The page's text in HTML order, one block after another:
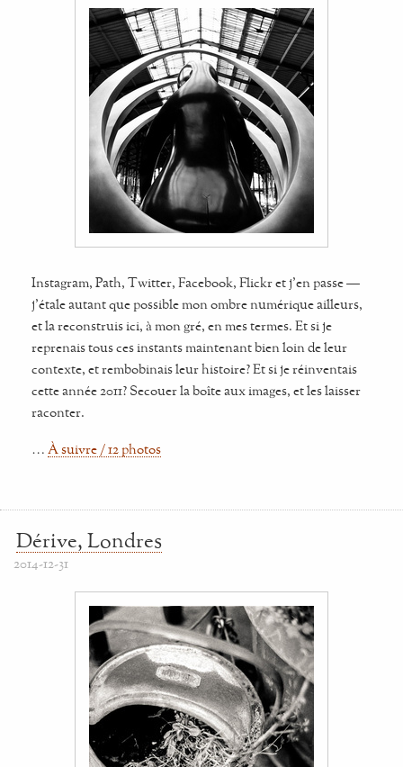
Instagram, Path, Twitter, Facebook, Flickr et j'en passe —
j'étale autant que possible mon ombre numérique ailleurs,
et la reconstruis ici, à mon gré, en mes termes. Et si je
reprenais tous ces instants maintenant bien loin de leur
contexte, et rembobinais leur histoire? Et si je réinventais
cette année 2011? Secouer la boîte aux images, et les laisser
raconter.
… À suivre / 12 photos
Dérive, Londres
2014-12-31